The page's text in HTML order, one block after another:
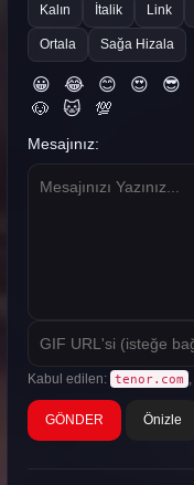
Kalın İtalik Link
Ortala Sağa Hizala
😀 😂 😊 😍 😎
🐶
🐱 💯
Mesajınız:
Kabul edilen: tenor.com
Önizle